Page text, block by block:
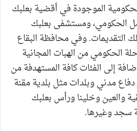
الموجودة في أقضية بعلبك
الحكومي، ومستشفى بعلبك
التقديمات. وفي محافظة البقاع
الحكومي من الهبات المجانية
إلى الفئات كافة المستهدفة من
مدني وبلدات مثل بلدية مقنة
والعين وخلينا ورأس بعلبك
سجد وغيرها.